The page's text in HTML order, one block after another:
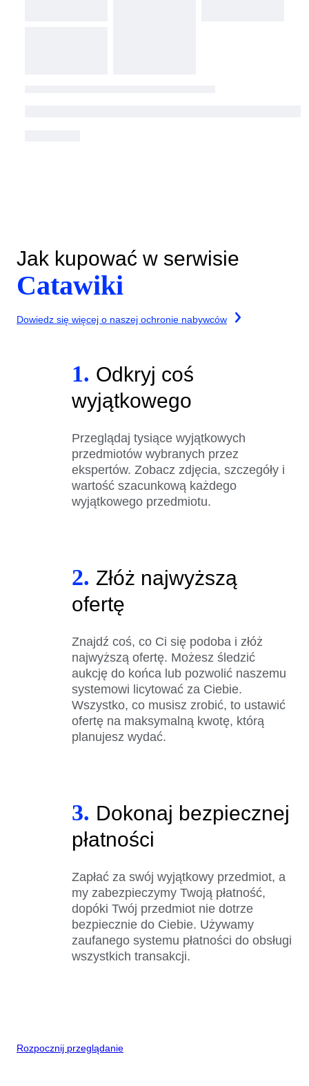
Jak kupować w serwisie
Catawiki
Dowiedz się więcej o naszej ochronie nabywców
1. Odkryj coś
wyjątkowego
Przeglądaj tysiące wyjątkowych
przedmiotów wybranych przez
ekspertów. Zobacz zdjęcia, szczegóły i
wartość szacunkową każdego
wyjątkowego przedmiotu.
2. Złóż najwyższą
ofertę
Znajdź coś, co Ci się podoba i złóż
najwyższą ofertę. Możesz śledzić
aukcję do końca lub pozwolić naszemu
systemowi licytować za Ciebie.
Wszystko, co musisz zrobić, to ustawić
ofertę na maksymalną kwotę, którą
planujesz wydać.
3. Dokonaj bezpiecznej
płatności
Zapłać za swój wyjątkowy przedmiot, a
my zabezpieczymy Twoją płatność,
dopóki Twój przedmiot nie dotrze
bezpiecznie do Ciebie. Używamy
zaufanego systemu płatności do obsługi
wszystkich transakcji.
Rozpocznij przeglądanie